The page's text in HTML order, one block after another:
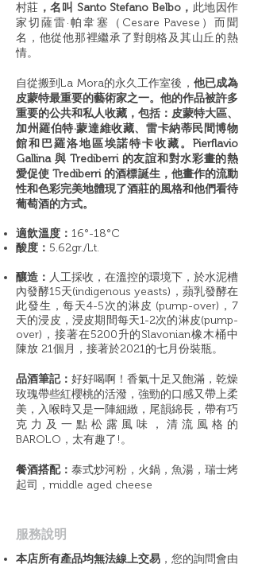
村莊 ，名叫 Santo Stefano Belbo， 此地因作
家切薩雷·帕韋塞（Cesare Pavese）而聞
名，他從他那裡繼承了對朗格及其山丘的熱
情。
自從搬到La Mora的永久工作室後， 他已成為
皮蒙特最重要的藝術家之一。他的作品被許多
重要的公共和私人收藏，包括：皮蒙特大區、
加州羅伯特·蒙達維收藏、雷卡納蒂民間博物
館和巴羅洛地區埃諾特卡收藏。Pierflavio
Gallina 與 Trediberri 的友誼和對水彩畫的熱
愛促使 Trediberri 的酒標誕生，他畫作的流動
性和色彩完美地體現了酒莊的風格和他們看待
葡萄酒的方式。
適飲溫度： 16°-18°C
酸度： 5.62gr./Lt.
釀造： 人工採收，在溫控的環境下，於水泥槽
內發酵15天(indigenous yeasts)，蘋乳發酵在
此發生，每天4-5次的淋皮 (pump-over)，7
天的浸皮，浸皮期間每天1-2次的淋皮(pump-
over)，接著在5200升的Slavonian橡木桶中
陳放 21個月，接著於2021的七月份裝瓶。
品酒筆記： 好好喝啊！香氣十足又飽滿，乾燥
玫瑰帶些紅櫻桃的活潑，強勁的口感又帶上柔
美，入喉時又是⼀陣細緻，尾韻綿長，帶有巧
克力及一點松露風味，清流風格的
BAROLO，太有趣了!。
餐酒搭配： 泰式炒河粉，火鍋，魚湯，瑞士烤
起司，middle aged cheese
​服務說明
本店所有產品均無法線上交易 ，您的詢問會由